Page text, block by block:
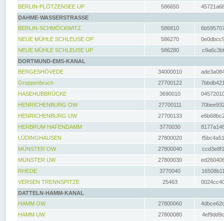
BERLIN-PLÖTZENSEE UP
586650
DAHME-WASSERSTRASSE
BERLIN-SCHMÖCKWITZ
586810
NEUE MÜHLE SCHLEUSE OP
586270
NEUE MÜHLE SCHLEUSE UP
586280
DORTMUND-EMS-KANAL
BERGESHÖVEDE
34000010
Groppenbruch
27700122
HASEHUBBRÜCKE
3690010
HENRICHENBURG OW
27700111
HENRICHENBURG UW
27700133
HERBRUM HAFENDAMM
3770030
LÜDINGHAUSEN
27800020
MÜNSTER OW
27800040
MÜNSTER UW
27800030
RHEDE
3770040
VERSEN TRENNSPITZE
25463
DATTELN-HAMM-KANAL
HAMM OW
27800060
HAMM UW
27800080